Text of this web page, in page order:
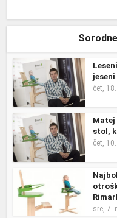
čet,
Matej
stol,
čet,
sre, 7.